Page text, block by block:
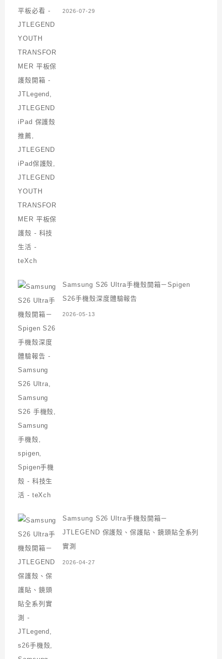
2026-07-29
Samsung S26 Ultra手機殼開箱－Spigen
S26手機殼深度體驗報告
2026-05-13
Samsung S26 Ultra手機殼開箱－
JTLEGEND 保護殼、保護貼、鏡頭貼全系列
實測
2026-04-27